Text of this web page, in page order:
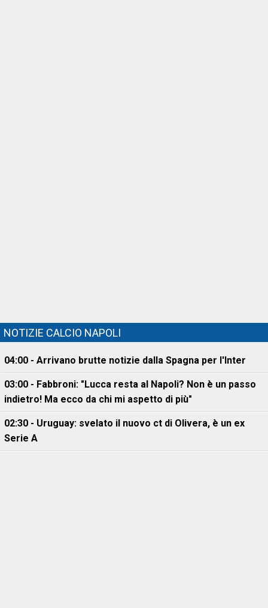
NOTIZIE CALCIO NAPOLI
04:00 - Arrivano brutte notizie dalla Spagna per l'Inter
03:00 - Fabbroni: "Lucca resta al Napoli? Non è un passo
indietro! Ma ecco da chi mi aspetto di più"
02:30 - Uruguay: svelato il nuovo ct di Olivera, è un ex
Serie A